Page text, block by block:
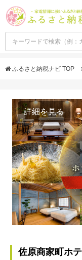
ふるさと納税ナビ TOP
詳細を見る
佐原商家町ホ